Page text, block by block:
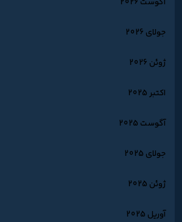
جولای 2026
ژوئن 2026
اکتبر 2025
آگوست 2025
جولای 2025
ژوئن 2025
آوریل 2025